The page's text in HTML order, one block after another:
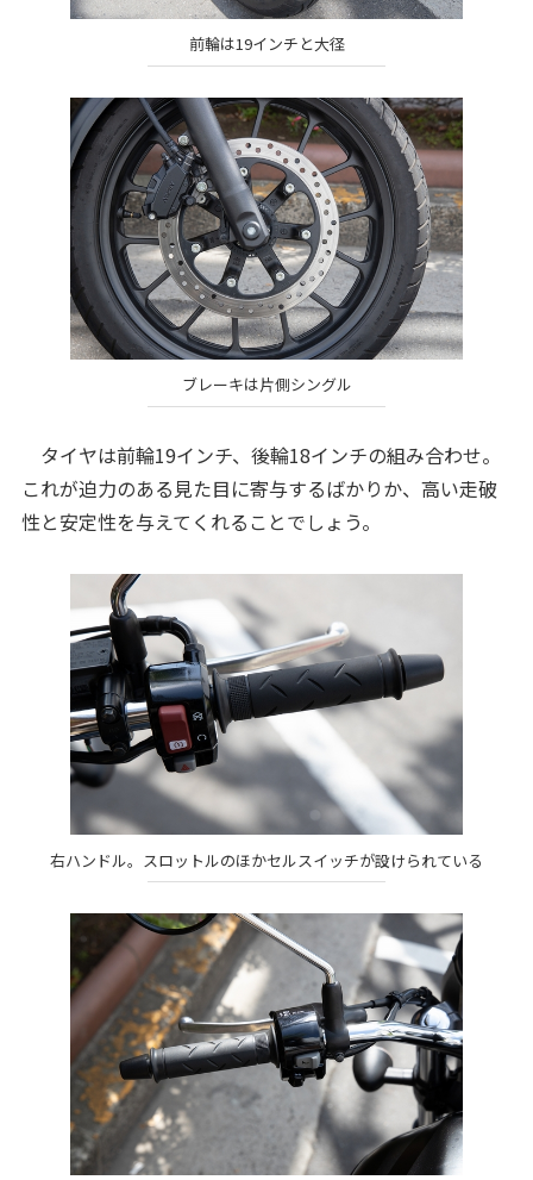
前輪は19インチと大径
ブレーキは片側シングル
タイヤは前輪19インチ、後輪18インチの組み合わせ。
これが迫力のある見た目に寄与するばかりか、高い走破
性と安定性を与えてくれることでしょう。
右ハンドル。スロットルのほかセルスイッチが設けられている